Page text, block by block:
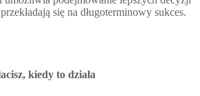
się na długoterminowy sukces.
kiedy to działa